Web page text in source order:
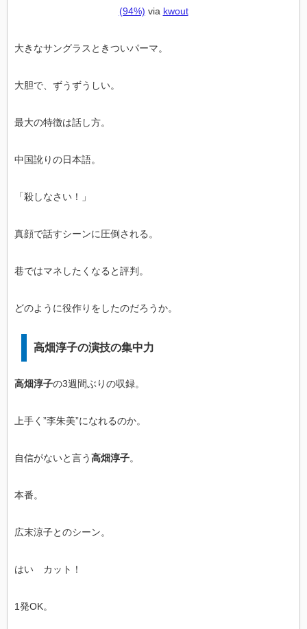
(94%) via kwout
大きなサングラスときついパーマ。
大胆で、ずうずうしい。
最大の特徴は話し方。
中国訛りの日本語。
「殺しなさい！」
真顔で話すシーンに圧倒される。
巷ではマネしたくなると評判。
どのように役作りをしたのだろうか。
高畑淳子の演技の集中力
高畑淳子の3週間ぶりの収録。
上手く”李朱美”になれるのか。
自信がないと言う高畑淳子。
本番。
広末涼子とのシーン。
はい カット！
1発OK。